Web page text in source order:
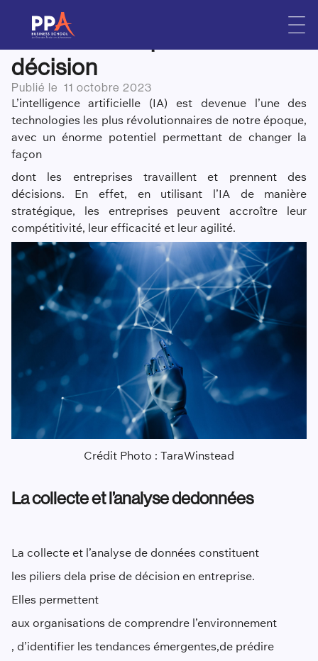
L’intelligence artificielle pour
une meilleure prise de
décision
Publié le 11 octobre 2023
L’intelligence artificielle (IA) est devenue l’une des
technologies les plus révolutionnaires de notre époque,
avec un énorme potentiel permettant de changer la
façon
dont les entreprises travaillent et prennent des
décisions. En effet, en utilisant l’IA de manière
stratégique, les entreprises peuvent accroître leur
compétitivité, leur efficacité et leur agilité.
Crédit Photo : TaraWinstead
La collecte et l’analyse dedonnées
La collecte et l’analyse de données constituent
les piliers dela prise de décision en entreprise.
Elles permettent
aux organisations de comprendre l’environnement
, d’identifier les tendances émergentes,de prédire